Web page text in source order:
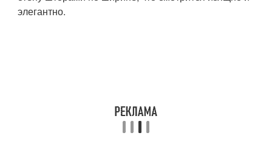
элегантно.